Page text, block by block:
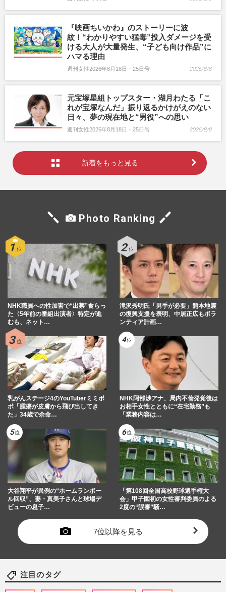
『映画ちいかわ』のストーリーに波
紋！“わかりやすい猛毒”投入ダメージを受
ける大人が大量発生、“子ども向け作品”に
ハマる理由
週刊女性2026年8月18日・25日号 2026/8/8
元宝塚星組トップスター・湖月わたる「こ
れが宝塚なんだ」振り返るかけがえのない
日々、夢の現在地と“男役”への思い
週刊女性2026年8月18日・25日号 2026/8/8
新着をもっと見る
Photo Ranking
NHK職員への性加害で“出禁”食らっ
た〈5年前の番組出演者〉特定が進
むも、ネット…
滝沢秀明氏「男手が必要」熊本地震
の復興支援を表明、中居正広もボラ
ンティア計画…
乳がんステージ4のYouTuberミミポ
ポ「腫瘍が皮膚から飛び出してき
た」34歳で余命…
NHK阿部渉アナ、局内不倫発覚後は
お相手女性とともに“在宅勤務”も
「業務内容は…
大谷翔平が異例の“ホームランボー
ル回収”、妻・真美子さんと球場デ
ビューの息子…
「第108回全国高校野球選手権大
会」甲子園初の女性審判委員のよる
2度の“誤審”騒…
7位以降を見る
注目のタグ